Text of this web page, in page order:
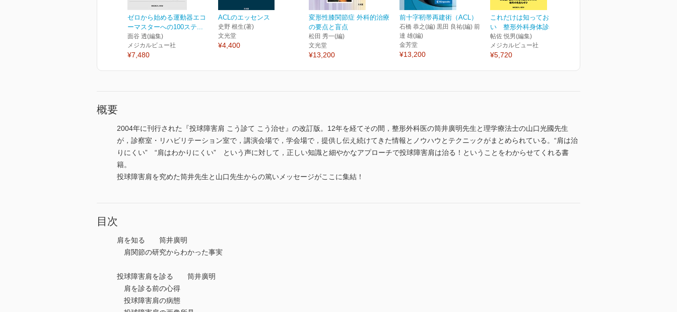
ゼロから始める運動器エコ
ーマスターへの100ステ...
面谷 透(編集)
メジカルビュー社
¥7,480
ACLのエッセンス
史野 根生(著)
文光堂
¥4,400
変形性膝関節症 外科的治療
の要点と盲点
松田 秀一(編)
文光堂
¥13,200
前十字靭帯再建術（ACL）
石橋 恭之(編) 黒田 良祐(編) 前
達 雄(編)
金芳堂
¥13,200
これだけは知っておきた
い 整形外科身体診察ス...
帖佐 悦男(編集)
メジカルビュー社
¥5,720
概要
2004年に刊行された『投球障害肩 こう診て こう治せ』の改訂版。12年を経てその間，整形外科医の筒井廣明先生と理学療法士の山口光國先生
が，診察室・リハビリテーション室で，講演会場で，学会場で，提供し伝え続けてきた情報とノウハウとテクニックがまとめられている。“肩は治
りにくい” “肩はわかりにくい” という声に対して，正しい知識と細やかなアプローチで投球障害肩は治る！ということをわからせてくれる書
籍。
投球障害肩を究めた筒井先生と山口先生からの篤いメッセージがここに集結！
目次
肩を知る 筒井廣明
肩関節の研究からわかった事実
投球障害肩を診る 筒井廣明
肩を診る前の心得
投球障害肩の病態